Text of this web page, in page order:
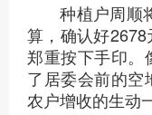
种植户周顺将
算，确认好
郑重按下手印。
了居委会前的空
农户增收的生动